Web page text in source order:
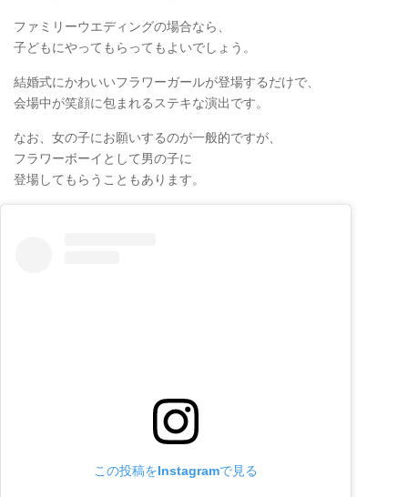
ファミリーウエディングの場合なら、
子どもにやってもらってもよいでしょう。
結婚式にかわいいフラワーガールが登場するだけで、
会場中が笑顔に包まれるステキな演出です。
なお、女の子にお願いするのが一般的ですが、
フラワーボーイとして男の子に
登場してもらうこともあります。
この投稿をInstagramで見る